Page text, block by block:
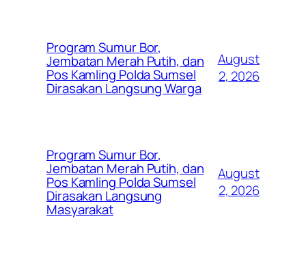
Program Sumur Bor,
Jembatan Merah Putih, dan
Pos Kamling Polda Sumsel
Dirasakan Langsung Warga
August
2, 2026
Program Sumur Bor,
Jembatan Merah Putih, dan
Pos Kamling Polda Sumsel
Dirasakan Langsung
Masyarakat
August
2, 2026